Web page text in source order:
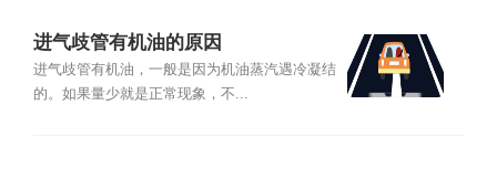
进气歧管有机油的原因
进气歧管有机油，一般是因为机油蒸汽遇冷凝结
的。如果量少就是正常现象，不...